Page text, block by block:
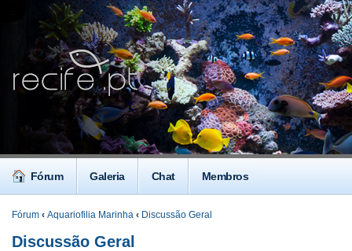
Fórum Galeria Chat Membros
Fórum ‹ Aquariofilia Marinha ‹ Discussão Geral
Discussão Geral